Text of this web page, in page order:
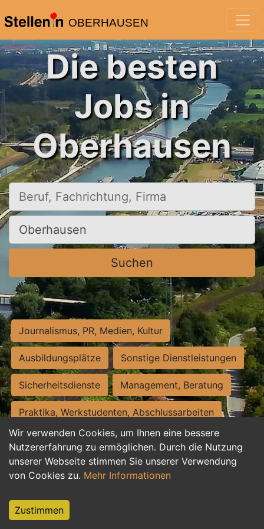
OBERHAUSEN
Wir verwenden Cookies, um Ihnen eine bessere
Nutzererfahrung zu ermöglichen. Durch die Nutzung
unserer Webseite stimmen Sie unserer Verwendung
von Cookies zu. Mehr Informationen
Zustimmen
Die besten
Jobs in
Oberhausen
Beruf, Fachrichtung, Firma
Ort, Stadt
Suchen
Journalismus, PR, Medien, Kultur
Ausbildungsplätze Sonstige Dienstleistungen
Sicherheitsdienste Management, Beratung
Praktika, Werkstudenten, Abschlussarbeiten
Personalwesen Assistenz, Sekretariat
Hilfskräfte, Aushilfs- und Nebenjobs
Weiterbildung, Studium, duale Ausbildung